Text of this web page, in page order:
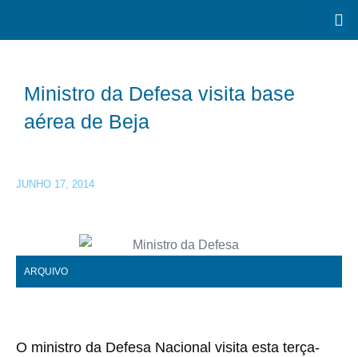
Ministro da Defesa visita base
aérea de Beja
JUNHO 17, 2014
ARQUIVO
O ministro da Defesa Nacional visita esta terça-